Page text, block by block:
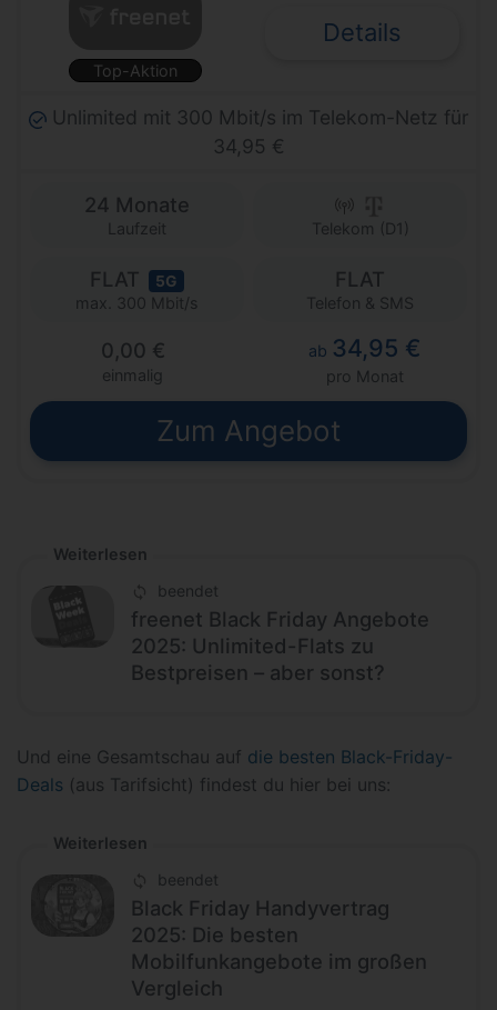
Top-Aktion
Details
Unlimited mit 300 Mbit/s im Telekom-Netz für
34,95 €
24 Monate
Laufzeit Telekom (D1)
FLAT 5G
max. 300 Mbit/s
FLAT
Telefon & SMS
0,00 €
einmalig
ab 34,95 €
pro Monat
Zum Angebot
Weiterlesen
beendet
freenet Black Friday Angebote
2025: Unlimited-Flats zu
Bestpreisen – aber sonst?
Und eine Gesamtschau auf die besten Black-Friday-
Deals (aus Tarifsicht) findest du hier bei uns:
Weiterlesen
beendet
Black Friday Handyvertrag
2025: Die besten
Mobilfunkangebote im großen
Vergleich